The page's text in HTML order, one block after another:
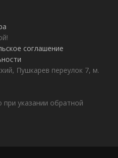
соглашение
Пушкарев переулок 7, м.
указании обратной